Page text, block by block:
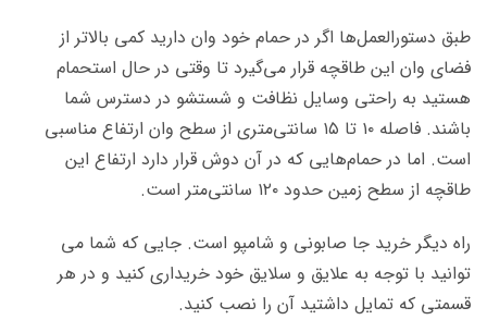
طبق دستورالعمل‌ها اگر در حمام خود وان دارید کمی بالاتر از
فضای وان این طاقچه قرار می‌گیرد تا وقتی در حال استحمام
هستید به راحتی وسایل نظافت و شستشو در دسترس شما
باشند. فاصله ۱۰ تا ۱۵ سانتی‌متری از سطح وان ارتفاع مناسبی
است. اما در حمام‌هایی که در آن دوش قرار دارد ارتفاع این
طاقچه از سطح زمین حدود ۱۲۰ سانتی‌متر است.
راه دیگر خرید جا صابونی و شامپو است. جایی که شما می
توانید با توجه به علایق و سلایق خود خریداری کنید و در هر
قسمتی که تمایل داشتید آن را نصب کنید.